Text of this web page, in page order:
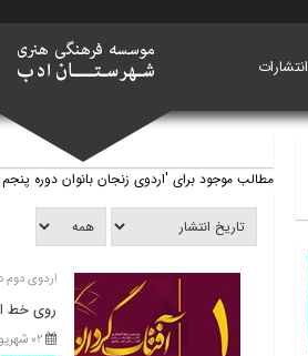
انتشارات خانه
مطالب موجود برای 'اردوی زنجان بانوان دوره پنجم
اردوی دوم
روی خط
۰۲ شهریور ۱۳۹۵ |